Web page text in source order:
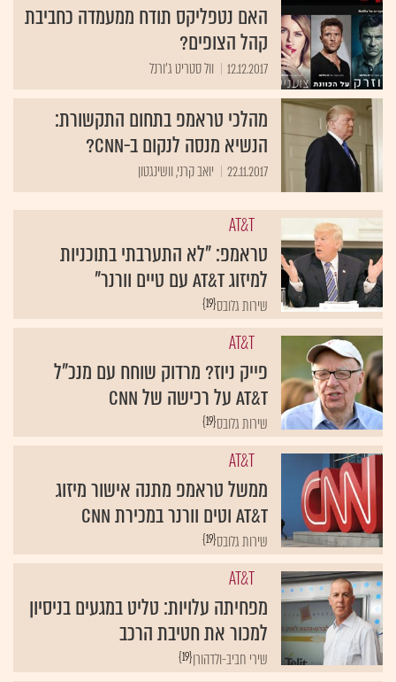
האם נטפליקס תודח ממעמדה כחביבת
קהל הצופים?
12.12.2017 וול סטריט ג'ורנל
מהלכי טראמפ בתחום התקשורת:
הנשיא מנסה לנקום ב-CNN?
22.11.2017 יואב קרני, וושינגטון
AT&T
טראמפ: "לא התערבתי בתוכניות
למיזוג AT&T עם טיים וורנר"
{19}שירות גלובס
AT&T
פייק ניוז? מרדוק שוחח עם מנכ"ל
AT&T על רכישה של CNN
{19}שירות גלובס
AT&T
ממשל טראמפ מתנה אישור מיזוג
AT&T וטים וורנר במכירת CNN
{19}שירות גלובס
AT&T
מפחיתה עלויות: טליט במגעים בניסיון
למכור את חטיבת הרכב
{19}שירי חביב-ולדהורן